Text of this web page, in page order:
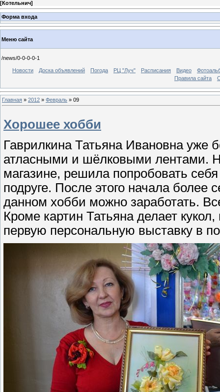
[Котельнич]
Форма входа
Меню сайта
/news/0-0-0-0-1
Новости Доска объявлений Погода РЦ "Луч" Расписания Видео
Правила сайта
Главная » 2012 » Февраль » 09
Хорошее хобби
Гаврилкина Татьяна Ивановна уже
атласными и шёлковыми лентами.
магазине, решила попробовать
подруге. После этого начала более
данном хобби можно заработать.
Кроме картин Татьяна делает
первую персональную выставку в